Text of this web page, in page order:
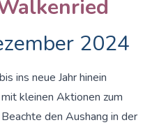
2024
ins neue Jahr hinein
kleinen Aktionen zum
den Aushang in der